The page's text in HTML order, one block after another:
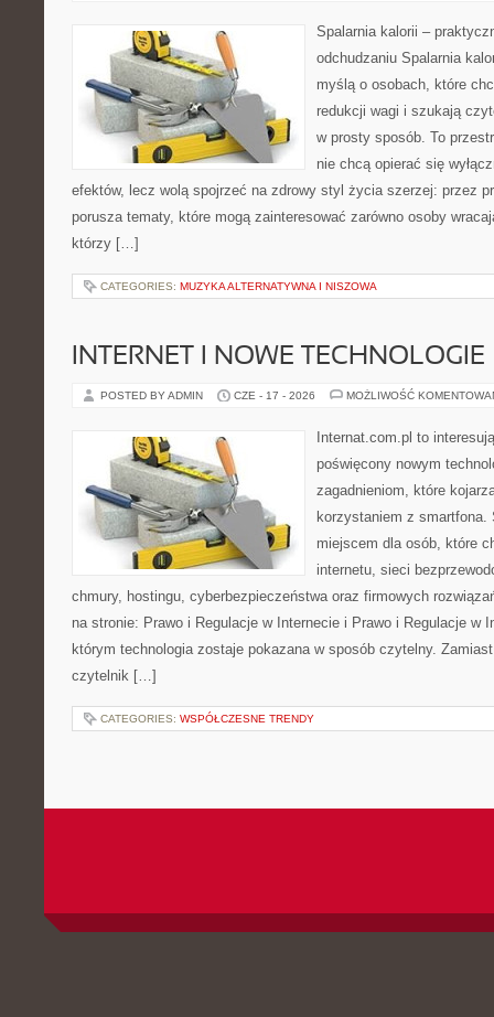
Spalarnia kalorii –
odchudzaniu Spalarnia
myślą o osobach, które
redukcji wagi i szukają
w prosty sposób. To
nie chcą opierać się
efektów, lecz wolą spojrzeć na zdrowy styl życia szerzej: przez
porusza tematy, które mogą zainteresować zarówno osoby
którzy […]
CATEGORIES: MUZYKA ALTERNATYWNA I NISZOWA
INTERNET I NOWE TECHNOLOGIE
POSTED BY ADMIN CZE - 17 - 2026 MOŻLIWOŚĆ
Internat.com.pl to
poświęcony nowym
zagadnieniom, które
korzystaniem z
miejscem dla osób, które
internetu, sieci
chmury, hostingu, cyberbezpieczeństwa oraz firmowych
na stronie: Prawo i Regulacje w Internecie i Prawo i Regulacje w
którym technologia zostaje pokazana w sposób czytelny.
czytelnik […]
CATEGORIES: WSPÓŁCZESNE TRENDY